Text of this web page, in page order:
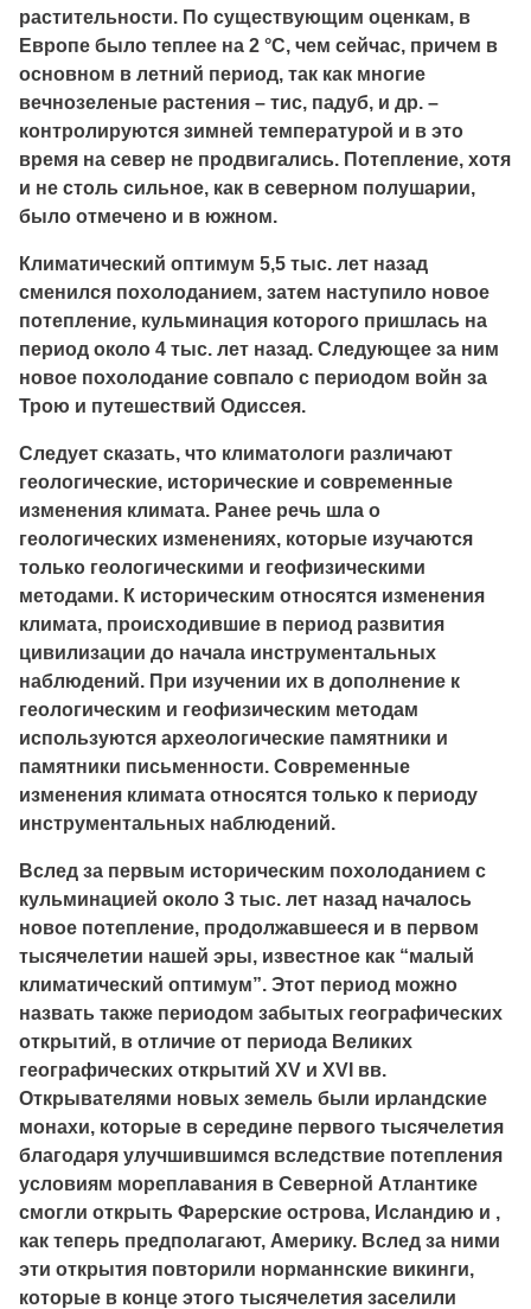
растительности. По существующим оценкам, в
Европе было теплее на 2 °С, чем сейчас, причем в
основном в летний период, так как многие
вечнозеленые растения – тис, падуб, и др. –
контролируются зимней температурой и в это
время на север не продвигались. Потепление, хотя
и не столь сильное, как в северном полушарии,
было отмечено и в южном.
Климатический оптимум 5,5 тыс. лет назад
сменился похолоданием, затем наступило новое
потепление, кульминация которого пришлась на
период около 4 тыс. лет назад. Следующее за ним
новое похолодание совпало с периодом войн за
Трою и путешествий Одиссея.
Следует сказать, что климатологи различают
геологические, исторические и современные
изменения климата. Ранее речь шла о
геологических изменениях, которые изучаются
только геологическими и геофизическими
методами. К историческим относятся изменения
климата, происходившие в период развития
цивилизации до начала инструментальных
наблюдений. При изучении их в дополнение к
геологическим и геофизическим методам
используются археологические памятники и
памятники письменности. Современные
изменения климата относятся только к периоду
инструментальных наблюдений.
Вслед за первым историческим похолоданием с
кульминацией около 3 тыс. лет назад началось
новое потепление, продолжавшееся и в первом
тысячелетии нашей эры, известное как “малый
климатический оптимум”. Этот период можно
назвать также периодом забытых географических
открытий, в отличие от периода Великих
географических открытий XV и XVI вв.
Открывателями новых земель были ирландские
монахи, которые в середине первого тысячелетия
благодаря улучшившимся вследствие потепления
условиям мореплавания в Северной Атлантике
смогли открыть Фарерские острова, Исландию и ,
как теперь предполагают, Америку. Вслед за ними
эти открытия повторили норманнские викинги,
которые в конце этого тысячелетия заселили